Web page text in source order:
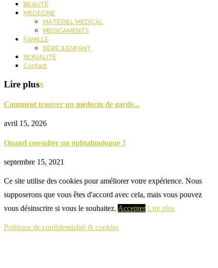
BEAUTÉ
MÉDECINE
MATÉRIEL MÉDICAL
MEDICAMENTS
FAMILLE
BÉBÉ & ENFANT
SEXUALITÉ
Contact
Lire plusx
Comment trouver un médecin de garde...
avril 15, 2026
Quand consulter un ophtalmologue ?
septembre 15, 2021
Ce site utilise des cookies pour améliorer votre expérience. Nous
supposerons que vous êtes d'accord avec cela, mais vous pouvez
vous désinscrire si vous le souhaitez. Accepter Lire plus
Politique de confidentialité & cookies